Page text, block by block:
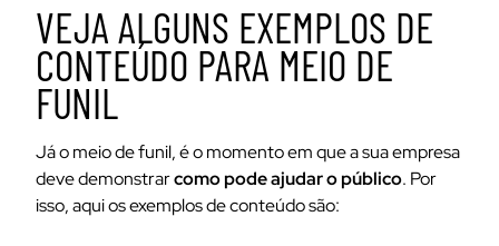
VEJA ALGUNS EXEMPLOS DE
CONTEÚDO PARA MEIO DE
FUNIL
Já o meio de funil, é o momento em que a sua empresa
deve demonstrarcomo pode ajudar o público. Por
isso, aqui os exemplos de conteúdo são: